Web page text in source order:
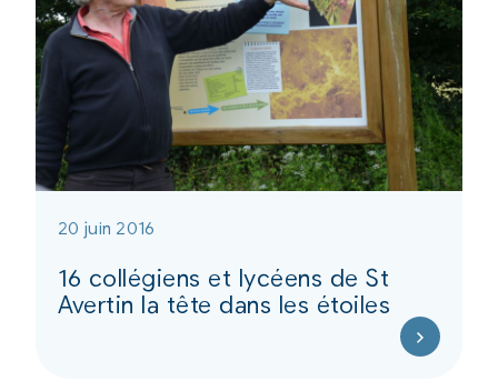
20 juin 2016
16 collégiens et lycéens de St
Avertin la tête dans les étoiles